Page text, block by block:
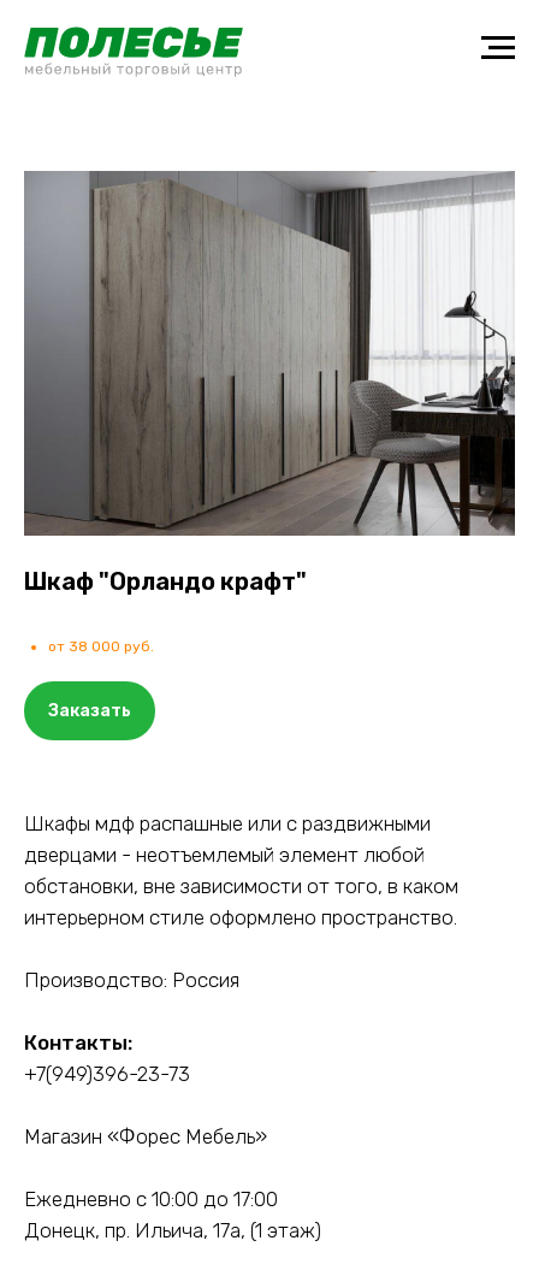
Шкаф "Орландо крафт"
от 38 000 руб.
Заказать
Шкафы мдф распашные или с раздвижными
дверцами - неотъемлемый элемент любой
обстановки, вне зависимости от того, в каком
интерьерном стиле оформлено пространство.
Производство: Россия
Контакты:
+7(949)396-23-73
Магазин «Форес Мебель»
Ежедневно с 10:00 до 17:00
Донецк, пр. Ильича, 17а, (1 этаж)